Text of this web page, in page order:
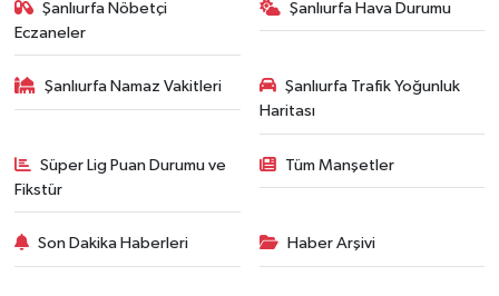
Şanlıurfa Nöbetçi
Eczaneler
Şanlıurfa Hava Durumu
Şanlıurfa Namaz Vakitleri
Şanlıurfa Trafik Yoğunluk
Haritası
Süper Lig Puan Durumu ve
Fikstür
Tüm Manşetler
Son Dakika Haberleri Haber Arşivi